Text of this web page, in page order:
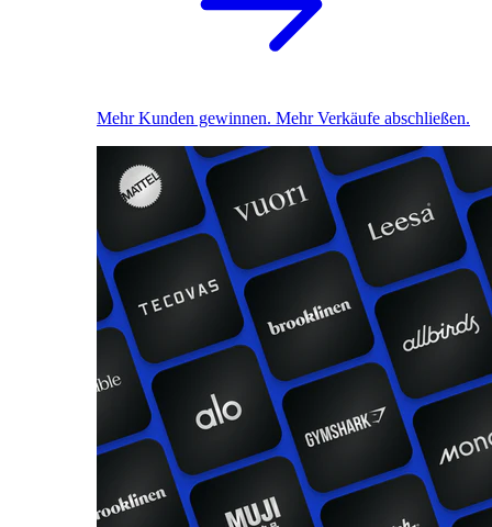
Mehr Kunden gewinnen. Mehr Verkäufe abschließen.